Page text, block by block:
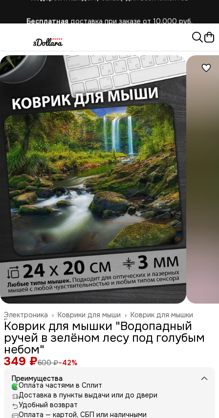
Коврик для мышки
Коврики для мыши ›
Электроника ›
Главная
Коврик для мышки "Водопадный
ручей в зелёном лесу под голубым
небом"
349 ₽600 ₽−42%
Преимущества
Оплата частями в Сплит
Доставка в пункты выдачи или до двери
Удобный возврат
Оплата — картой, СБП или наличными